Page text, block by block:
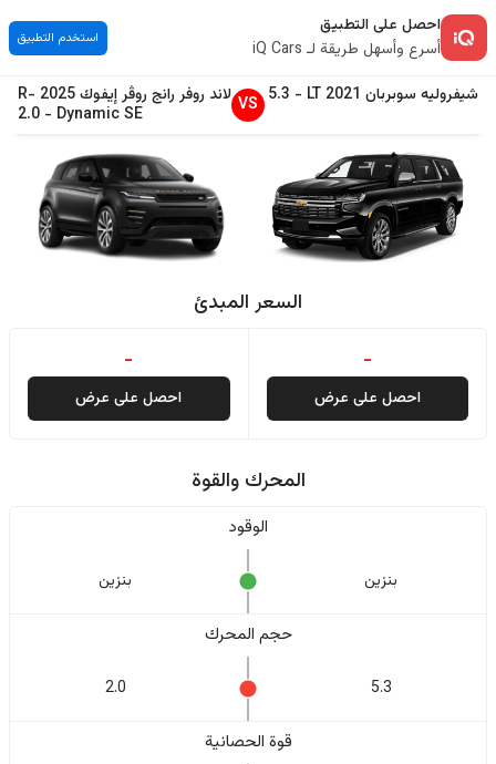
احصل على التطبيق
أسرع وأسهل طريقة لـ iQ Cars
استخدم التطبيق
شيفروليه سوبربان 2021
LT
-
5.3
VS لاند روفر رانج روڤر إيفوك2025
R-
Dynamic SE
-
2.0
السعر المبدئ
-
احصل على عرض
-
احصل على عرض
المحرك والقوة
الوقود
بنزين بنزين
حجم المحرك
5.3
2.0
قوة الحصانية